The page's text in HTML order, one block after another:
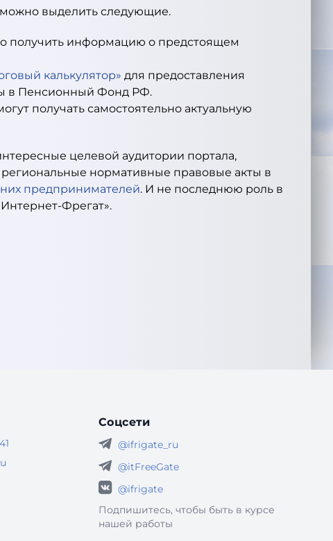
можно выделить следующие.
получить информацию о предстоящем
калькулятор» для предоставления
в Пенсионный Фонд РФ.
получать самостоятельно актуальную
целевой аудитории портала,
нормативные правовые акты в
предпринимателей. И не последнюю роль в
Фрегат».
Соцсети
@ifrigate_ru
@itFreeGate
@ifrigate
Подпишитесь, чтобы быть в курсе
нашей работы